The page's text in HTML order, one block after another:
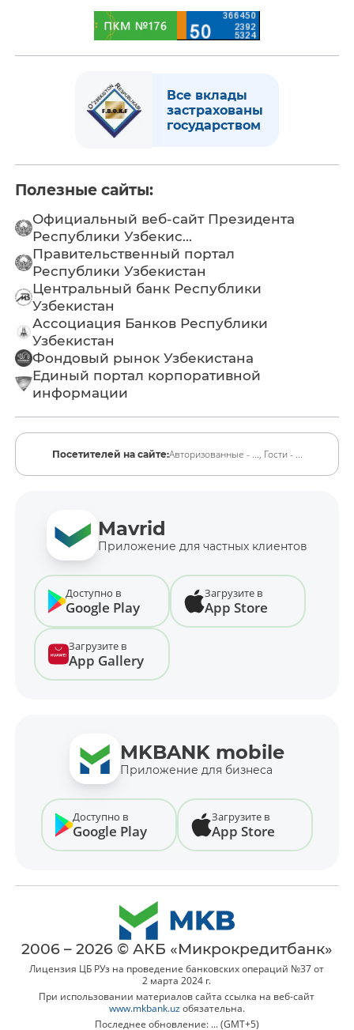
Все вклады
застрахованы
государством
Полезные сайты:
Официальный веб-сайт Президента
Республики Узбекис...
Правительственный портал
Республики Узбекистан
Центральный банк Республики
Узбекистан
Ассоциация Банков Республики
Узбекистан
Фондовый рынок Узбекистана
Единый портал корпоративной
информации
Посетителей на сайте:Авторизованные - ..., Гости - ...
Mavrid
Приложение для частных клиентов
Доступно в
Google Play
Загрузите в
App Store
Загрузите в
App Gallery
MKBANK mobile
Приложение для бизнеса
Доступно в
Google Play
Загрузите в
App Store
2006 – 2026 © АКБ «Микрокредитбанк»
Лицензия ЦБ РУз на проведение банковских операций №37 от
2 марта 2024 г.
При использовании материалов сайта ссылка на веб-сайт
www.mkbank.uz обязательна.
Последнее обновление: ... (GMT+5)